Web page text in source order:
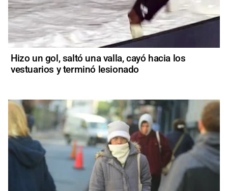
Hizo un gol, saltó una valla, cayó hacia los
vestuarios y terminó lesionado